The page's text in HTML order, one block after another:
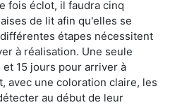
fois éclot, il faudra cinq
de lit afin qu'elles se
étapes nécessitent
à réalisation. Une seule
15 jours pour arriver à
avec une coloration claire, les
au début de leur